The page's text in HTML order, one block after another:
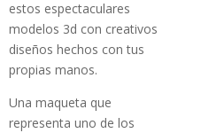
estos espectaculares
modelos 3d con creativos
diseños hechos con tus
propias manos.
Una maqueta que
representa uno de los